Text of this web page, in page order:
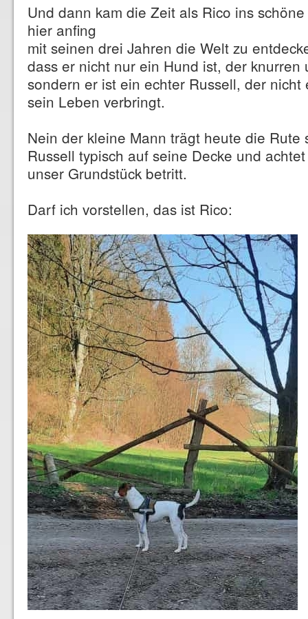
Und dann kam die Zeit als Rico ins
hier anfing
mit seinen drei Jahren die Welt zu
dass er nicht nur ein Hund ist, der knurren
sondern er ist ein echter Russell, der
sein Leben verbringt.
Nein der kleine Mann trägt heute die Rute
Russell typisch auf seine Decke und
unser Grundstück betritt.
Darf ich vorstellen, das ist Rico: